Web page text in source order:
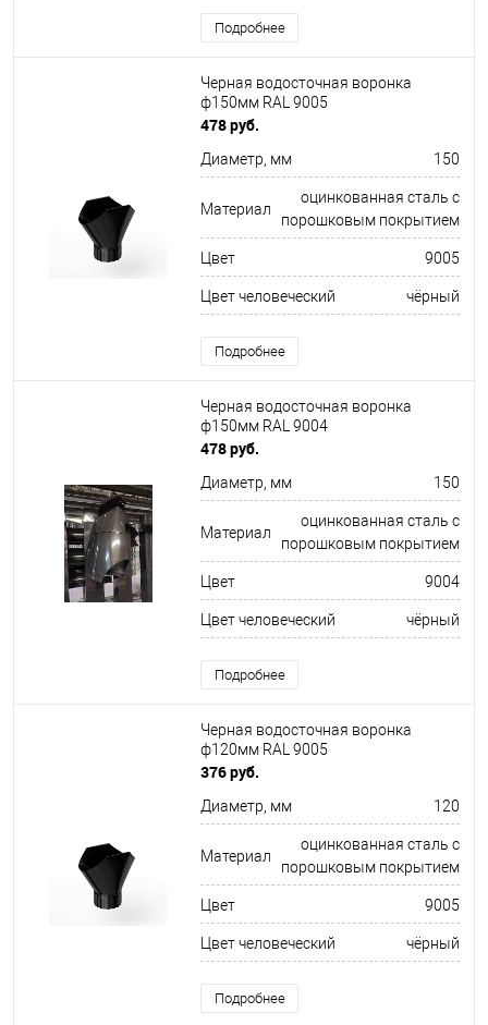
Подробнее
Черная водосточная воронка
ф150мм RAL 9005
478 руб.
Диаметр, мм 150
Материал
оцинкованная сталь с
порошковым покрытием
Цвет 9005
Цвет человеческий чёрный
Подробнее
Черная водосточная воронка
ф150мм RAL 9004
478 руб.
Диаметр, мм 150
Материал
оцинкованная сталь с
порошковым покрытием
Цвет 9004
Цвет человеческий чёрный
Подробнее
Черная водосточная воронка
ф120мм RAL 9005
376 руб.
Диаметр, мм 120
Материал
оцинкованная сталь с
порошковым покрытием
Цвет 9005
Цвет человеческий чёрный
Подробнее